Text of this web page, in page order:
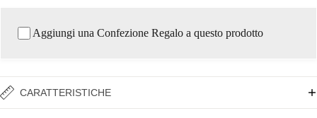
Aggiungi una Confezione Regalo a questo prodotto
CARATTERISTICHE